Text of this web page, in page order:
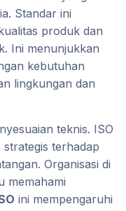
Standar ini
produk dan
Ini menunjukkan
kebutuhan
lingkungan dan
teknis. ISO
terhadap
Organisasi di
memahami
ini mempengaruhi